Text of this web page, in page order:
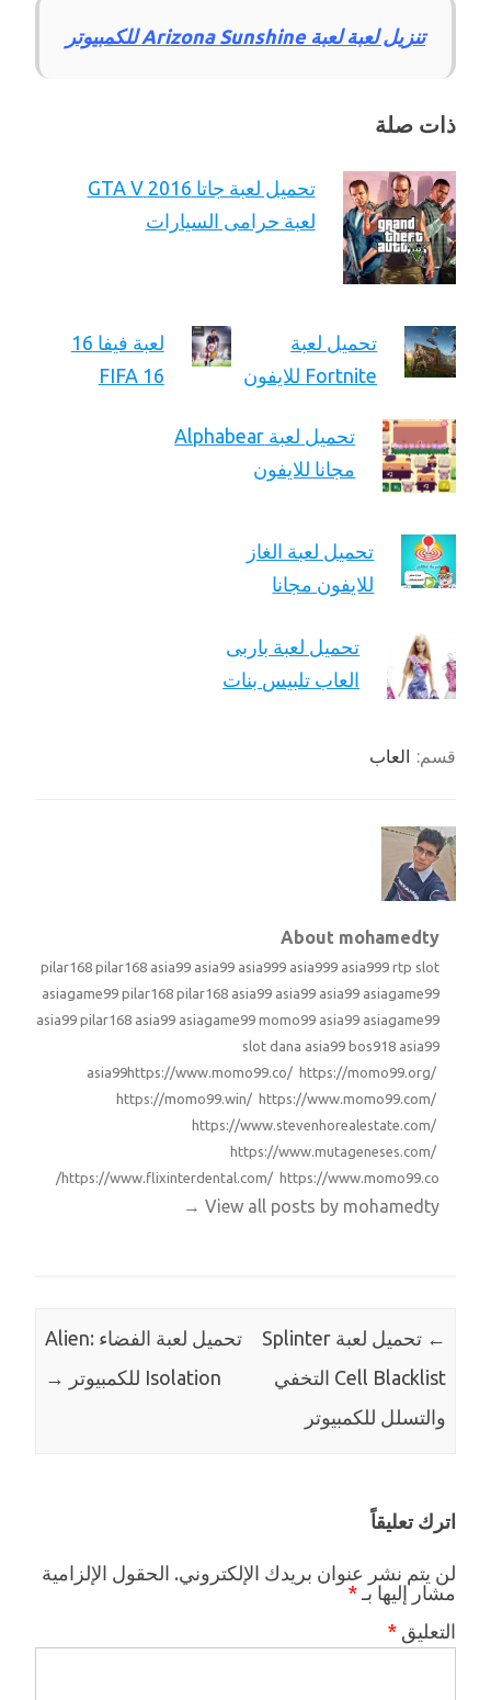
تنزيل لعبة لعبة Arizona Sunshine للكمبيوتر
ذات صلة
تحميل لعبة جاتا 2016 GTA V
لعبة حرامى السيارات
تحميل لعبة
Fortnite للايفون
لعبة فيفا 16
FIFA 16
تحميل لعبة Alphabear
مجانا للايفون
تحميل لعبة الغاز
للايفون مجانا
تحميل لعبة باربى
العاب تلبيس بنات
قسم: العاب
About mohamedty
pilar168 pilar168 asia99 asia99 asia999 asia999 asia999 rtp slot
asiagame99 pilar168 pilar168 asia99 asia99 asia99 asiagame99
asia99 pilar168 asia99 asiagame99 momo99 asia99 asiagame99
slot dana asia99 bos918 asia99
asia99https://www.momo99.co/ https://momo99.org/
https://momo99.win/ https://www.momo99.com/
https://www.stevenhorealestate.com/
https://www.mutageneses.com/
https://www.flixinterdental.com/ https://www.momo99.co/
View all posts by mohamedty
→
←
تحميل لعبة Splinter
Cell Blacklist التخفي
والتسلل للكمبيوتر
تحميل لعبة الفضاء Alien:
Isolation للكمبيوتر
→
اترك تعليقاً
لن يتم نشر عنوان بريدك الإلكتروني. الحقول الإلزامية
مشار إليها بـ *
التعليق *